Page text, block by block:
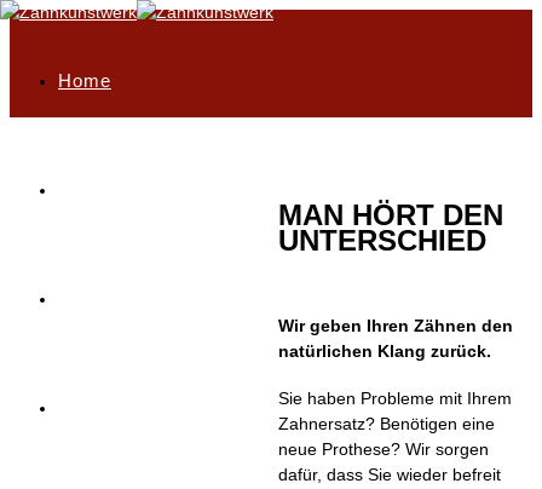
Home
MAN HÖRT DEN
UNTERSCHIED
Wir geben Ihren Zähnen den
natürlichen Klang zurück.
Sie haben Probleme mit Ihrem
Zahnersatz? Benötigen eine
neue Prothese? Wir sorgen
dafür, dass Sie wieder befreit